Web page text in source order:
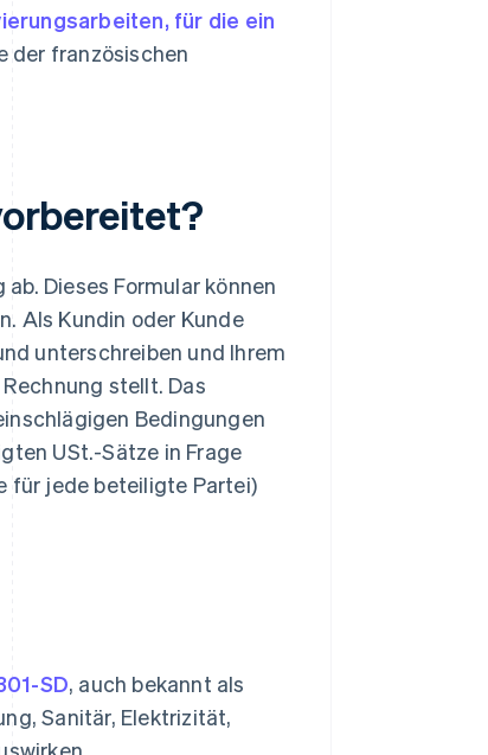
für die ein
der französischen
Dieses Formular können
Als Kundin oder Kunde
unterschreiben und Ihrem
stellt. Das
Bedingungen
USt.-Sätze in Frage
für jede beteiligte Partei)
SD, auch bekannt als
Sanitär, Elektrizität,